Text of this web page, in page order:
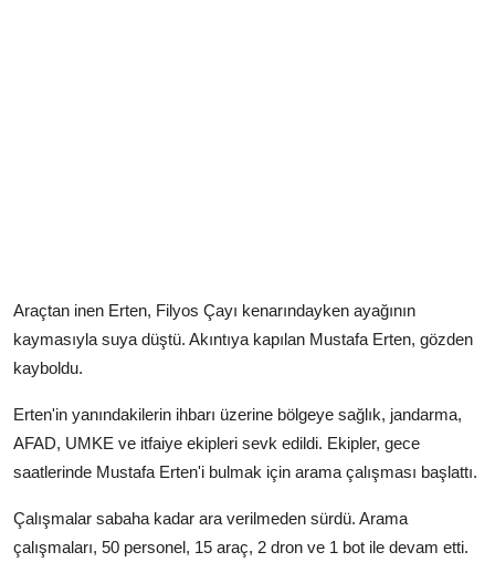
Araçtan inen Erten, Filyos Çayı kenarındayken ayağının
kaymasıyla suya düştü. Akıntıya kapılan Mustafa Erten, gözden
kayboldu.
Erten'in yanındakilerin ihbarı üzerine bölgeye sağlık, jandarma,
AFAD, UMKE ve itfaiye ekipleri sevk edildi. Ekipler, gece
saatlerinde Mustafa Erten'i bulmak için arama çalışması başlattı.
Çalışmalar sabaha kadar ara verilmeden sürdü. Arama
çalışmaları, 50 personel, 15 araç, 2 dron ve 1 bot ile devam etti.